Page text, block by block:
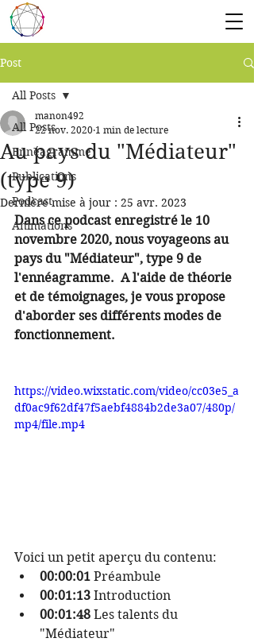
Post
All Posts
Ennéagramme
Publications
Podcast
Animations
All Posts
Au pays du "Médiateur"
(type 9)
manon492
22 nov. 2020 1 min de lecture
Dernière mise à jour : 25 avr. 2023
Dans ce podcast enregistré le 10
novembre 2020, nous voyageons au
pays du "Médiateur", type 9 de
l'ennéagramme.  A l'aide de théorie
et de témoignages, je vous propose
d'aborder ses différents modes de
fonctionnement.
https://video.wixstatic.com/video/cc03e5_a
df0ac9f62df47f5aebf4884b2de3a07/480p/
mp4/file.mp4
Voici un petit aperçu du contenu:
00:00:01 Préambule
00:01:13 Introduction
00:01:48 Les talents du
"Médiateur"